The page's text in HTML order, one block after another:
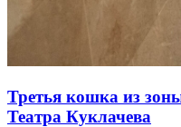
Третья кошка из
Театра Куклачева